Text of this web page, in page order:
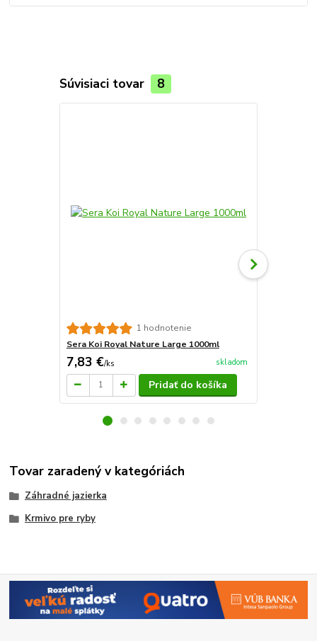
Súvisiaci tovar 8
1 hodnotenie
Sera Koi Royal Nature Large 1000ml
7,83 €/ks skladom
Pridať do košíka
Tovar zaradený v kategóriách
Záhradné jazierka
Krmivo pre ryby